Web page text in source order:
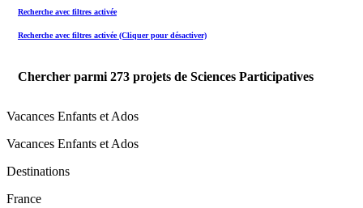
Recherche avec filtres activée
Recherche avec filtres activée (Cliquer pour désactiver)
Chercher parmi 273 projets de Sciences Participatives
Vacances Enfants et Ados
Vacances Enfants et Ados
Destinations
France